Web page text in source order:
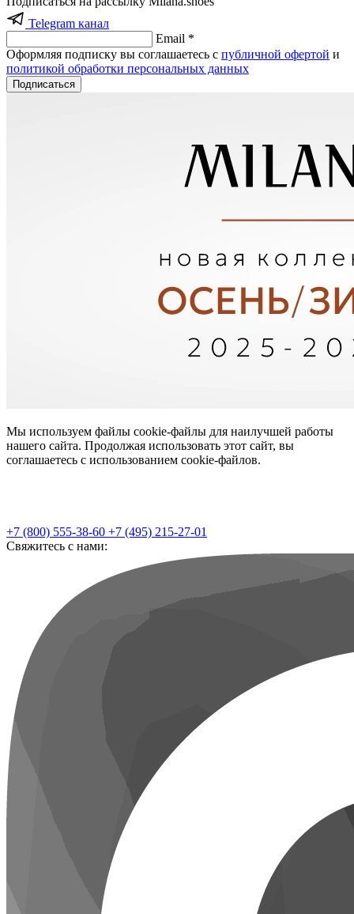
Telegram канал
Email *
Оформляя подписку вы соглашаетесь с публичной офертой и
политикой обработки персональных данных
Подписаться
Мы используем файлы cookie-файлы для наилучшей работы
нашего сайта. Продолжая использовать этот сайт, вы
соглашаетесь с использованием cookie-файлов.
+7 (800) 555-38-60 +7 (495) 215-27-01
Свяжитесь с нами: